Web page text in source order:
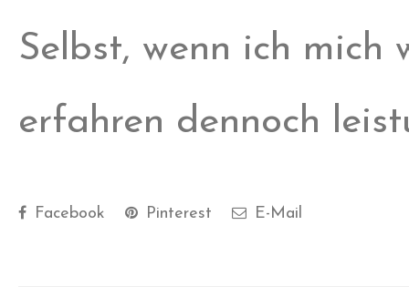
Selbst, wenn ich mich
erfahren dennoch
Facebook Pinterest E-Mail